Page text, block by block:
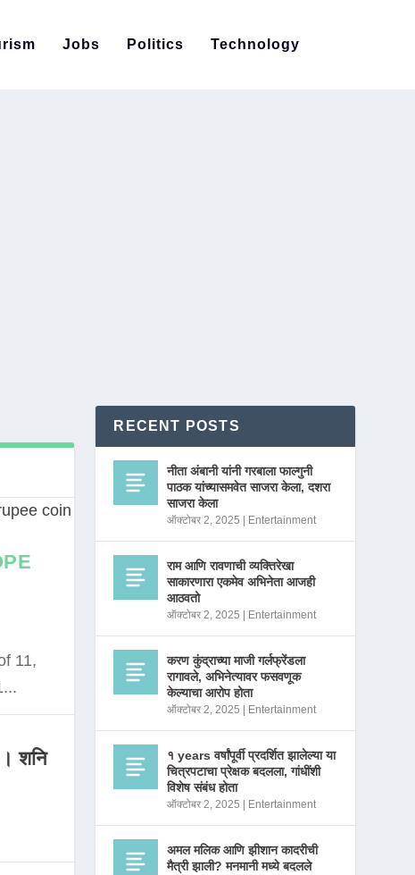
Jobs Politics Technology
11,
शनि
RECENT POSTS
नीता अंबानी यांनी गरबाला फाल्गुनी
पाठक यांच्यासमवेत साजरा केला, दशरा
साजरा केला
ऑक्टोबर 2, 2025 Entertainment
राम आणि रावणाची व्यक्तिरेखा
साकारणारा एकमेव अभिनेता आजही
आठवतो
ऑक्टोबर 2, 2025 Entertainment
करण कुंद्राच्या माजी गर्लफ्रेंडला
रागावले, अभिनेत्यावर फसवणूक
केल्याचा आरोप होता
ऑक्टोबर 2, 2025 Entertainment
१ years वर्षांपूर्वी प्रदर्शित झालेल्या या
चित्रपटाचा प्रेक्षक बदलला, गांधींशी
विशेष संबंध होता
ऑक्टोबर 2, 2025 Entertainment
अमल मलिक आणि झीशान कादरीची
मैत्री झाली? मनमानी मध्ये बदलले